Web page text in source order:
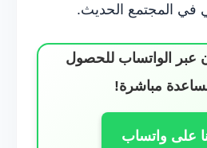
في المجتمع الحديث.
عبر الواتساب للحصول
مباشرة!
على واتساب